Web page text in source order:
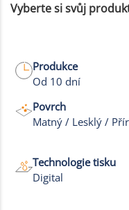
Vyberte si svůj
Produkce
Od 10 dní
Povrch
Matný / Lesklý /
Technologie tisku
Digital